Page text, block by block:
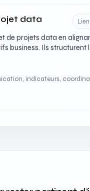
data
de projets data en
business. Ils structurent
indicateurs,